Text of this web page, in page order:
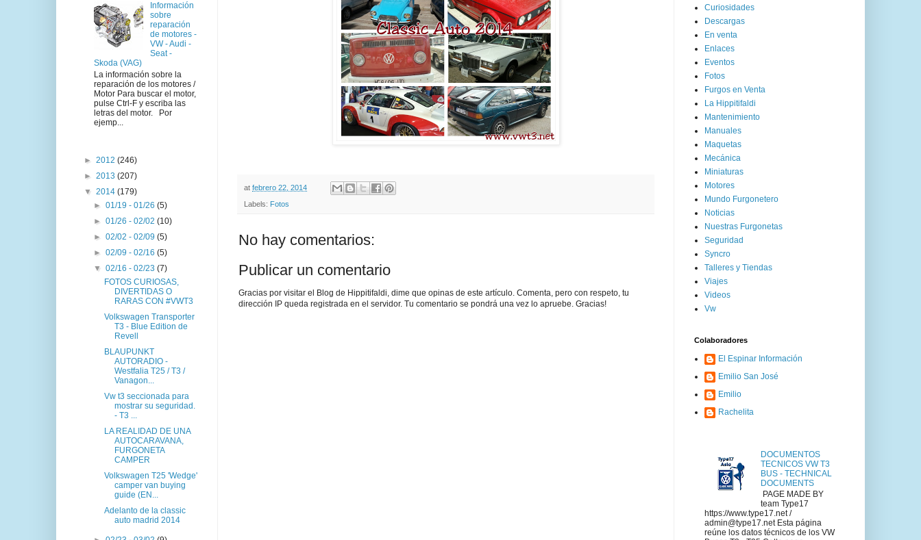
at febrero 22, 2014
Labels: Fotos
No hay comentarios:
Publicar un comentario
Gracias por visitar el Blog de Hippitifaldi, dime que opinas de este artículo. Comenta, pero con respeto, tu
dirección IP queda registrada en el servidor. Tu comentario se pondrá una vez lo apruebe. Gracias!
Información
sobre
reparación
de motores -
VW - Audi -
Seat -
Skoda (VAG)
La información sobre la
reparación de los motores /
Motor Para buscar el motor,
pulse Ctrl-F y escriba las
letras del motor. Por
ejemp...
► 2012 (246)
► 2013 (207)
▼ 2014 (179)
►01/19 - 01/26(5)
►01/26 - 02/02(10)
►02/02 - 02/09(5)
►02/09 - 02/16(5)
▼02/16 - 02/23(7)
FOTOS CURIOSAS,
DIVERTIDAS O
RARAS CON #VWT3
Volkswagen Transporter
T3 - Blue Edition de
Revell
BLAUPUNKT
AUTORADIO -
Westfalia T25 / T3 /
Vanagon...
Vw t3 seccionada para
mostrar su seguridad.
- T3 ...
LA REALIDAD DE UNA
AUTOCARAVANA,
FURGONETA
CAMPER
Volkswagen T25 'Wedge'
camper van buying
guide (EN...
Adelanto de la classic
auto madrid 2014
Curiosidades
Descargas
En venta
Enlaces
Eventos
Fotos
Furgos en Venta
La Hippitifaldi
Mantenimiento
Manuales
Maquetas
Mecánica
Miniaturas
Motores
Mundo Furgonetero
Noticias
Nuestras Furgonetas
Seguridad
Syncro
Talleres y Tiendas
Viajes
Videos
Vw
Colaboradores
El Espinar Información
Emilio San José
Emilio
Rachelita
DOCUMENTOS
TECNICOS VW T3
BUS - TECHNICAL
DOCUMENTS
PAGE MADE BY
team Type17
https://www.type17.net /
admin@type17.net Esta página
reúne los datos técnicos de los VW